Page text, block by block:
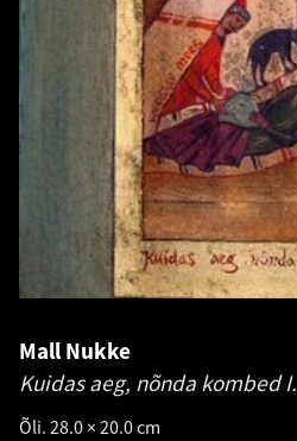
Mall Nukke
Kuidas aeg, nõnda kombed I.
Õli. 28.0 × 20.0 cm